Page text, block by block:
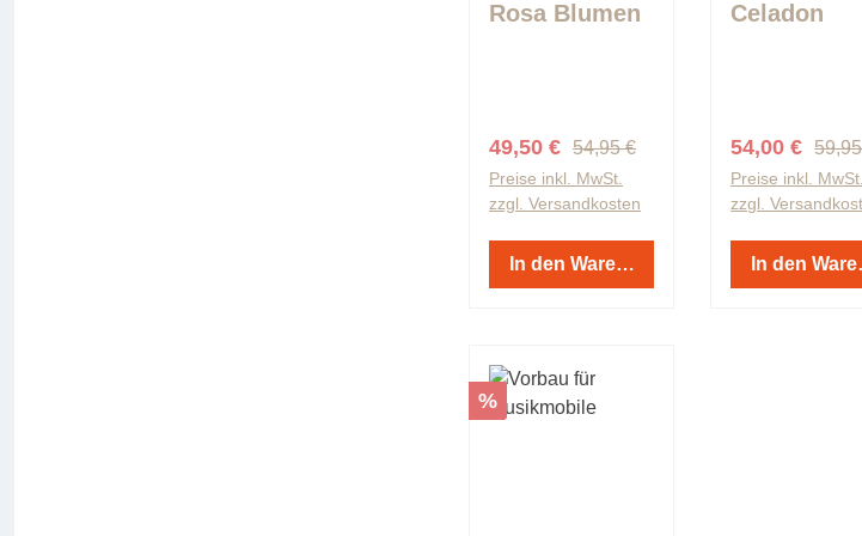
Rosa Blumen
Verkaufspreis:
49,50 € Regulärer Preis:
54,95 €
Preise inkl. MwSt.
zzgl. Versandkosten
In den Warenkorb
Celadon
54,00 €
Preise inkl. MwSt.
zzgl.
In den
Rabatt
%